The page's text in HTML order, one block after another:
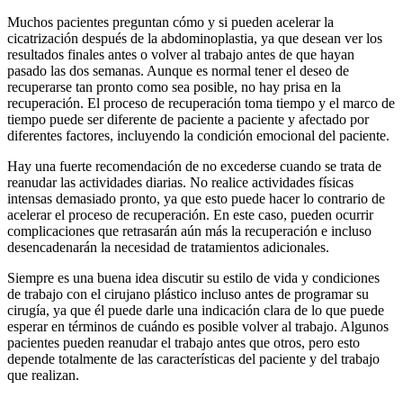
Muchos pacientes preguntan cómo y si pueden acelerar la
cicatrización después de la abdominoplastia, ya que desean ver los
resultados finales antes o volver al trabajo antes de que hayan
pasado las dos semanas. Aunque es normal tener el deseo de
recuperarse tan pronto como sea posible, no hay prisa en la
recuperación. El proceso de recuperación toma tiempo y el marco de
tiempo puede ser diferente de paciente a paciente y afectado por
diferentes factores, incluyendo la condición emocional del paciente.
Hay una fuerte recomendación de no excederse cuando se trata de
reanudar las actividades diarias. No realice actividades físicas
intensas demasiado pronto, ya que esto puede hacer lo contrario de
acelerar el proceso de recuperación. En este caso, pueden ocurrir
complicaciones que retrasarán aún más la recuperación e incluso
desencadenarán la necesidad de tratamientos adicionales.
Siempre es una buena idea discutir su estilo de vida y condiciones
de trabajo con el cirujano plástico incluso antes de programar su
cirugía, ya que él puede darle una indicación clara de lo que puede
esperar en términos de cuándo es posible volver al trabajo. Algunos
pacientes pueden reanudar el trabajo antes que otros, pero esto
depende totalmente de las características del paciente y del trabajo
que realizan.